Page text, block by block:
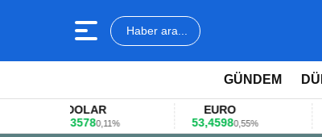
Haber ara...
GÜNDEM
DOLAR
0,11%
EURO
53,45980,55%